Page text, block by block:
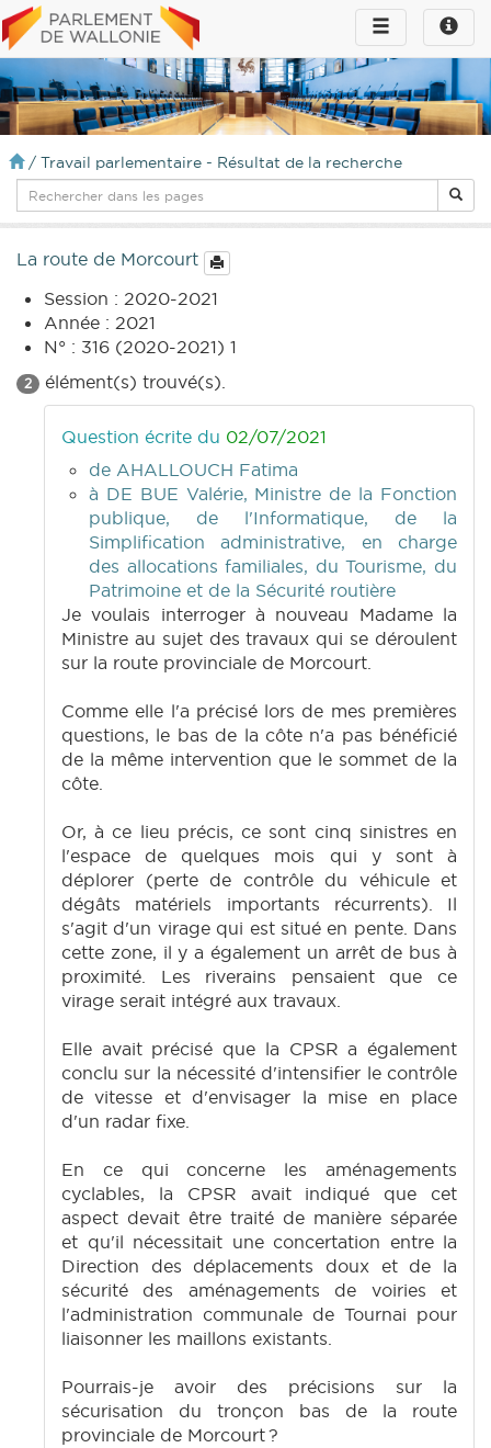
Toggle
infos
Toggle
navigation
/ Travail parlementaire - Résultat de la recherche
La route de Morcourt
Session : 2020-2021
Année : 2021
N° : 316 (2020-2021) 1
2 élément(s) trouvé(s).
Question écrite du 02/07/2021
de AHALLOUCH Fatima
à DE BUE Valérie, Ministre de la Fonction
publique, de l'Informatique, de la
Simplification administrative, en charge
des allocations familiales, du Tourisme, du
Patrimoine et de la Sécurité routière
Je voulais interroger à nouveau Madame la
Ministre au sujet des travaux qui se déroulent
sur la route provinciale de Morcourt.
Comme elle l'a précisé lors de mes premières
questions, le bas de la côte n'a pas bénéficié
de la même intervention que le sommet de la
côte.
Or, à ce lieu précis, ce sont cinq sinistres en
l'espace de quelques mois qui y sont à
déplorer (perte de contrôle du véhicule et
dégâts matériels importants récurrents). Il
s'agit d'un virage qui est situé en pente. Dans
cette zone, il y a également un arrêt de bus à
proximité. Les riverains pensaient que ce
virage serait intégré aux travaux.
Elle avait précisé que la CPSR a également
conclu sur la nécessité d'intensifier le contrôle
de vitesse et d'envisager la mise en place
d'un radar fixe.
En ce qui concerne les aménagements
cyclables, la CPSR avait indiqué que cet
aspect devait être traité de manière séparée
et qu'il nécessitait une concertation entre la
Direction des déplacements doux et de la
sécurité des aménagements de voiries et
l'administration communale de Tournai pour
liaisonner les maillons existants.
Pourrais-je avoir des précisions sur la
sécurisation du tronçon bas de la route
provinciale de Morcourt ?